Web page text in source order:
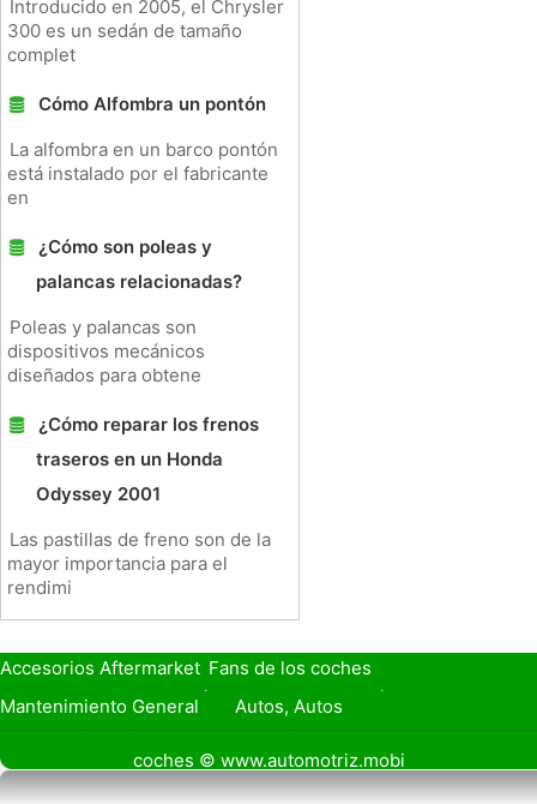
Introducido en 2005, el Chrysler
300 es un sedán de tamaño
complet
Cómo Alfombra un pontón
La alfombra en un barco pontón
está instalado por el fabricante
en
¿Cómo son poleas y
palancas relacionadas?
Poleas y palancas son
dispositivos mecánicos
diseñados para obtene
¿Cómo reparar los frenos
traseros en un Honda
Odyssey 2001
Las pastillas de freno son de la
mayor importancia para el
rendimi
Accesorios Aftermarket Fans de los coches
Seguro de Coche
Préstamos y Financiación
Mantenimiento General
Autos, Autos
Seguridad Vial
Combustibles
Vender Mi Cochecoches © www.automotriz.mobi